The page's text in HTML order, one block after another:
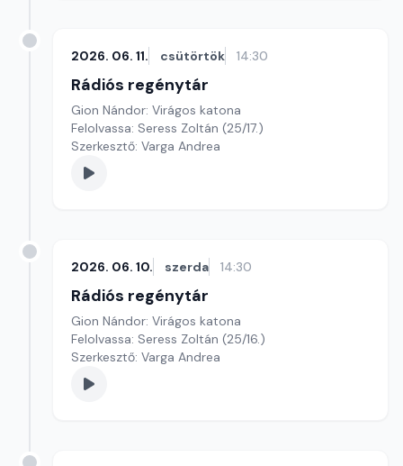
2026. 06. 11. csütörtök 14:30
Rádiós regénytár
Gion Nándor: Virágos katona
Felolvassa: Seress Zoltán (25/17.)
Szerkesztő: Varga Andrea
2026. 06. 10. szerda 14:30
Rádiós regénytár
Gion Nándor: Virágos katona
Felolvassa: Seress Zoltán (25/16.)
Szerkesztő: Varga Andrea